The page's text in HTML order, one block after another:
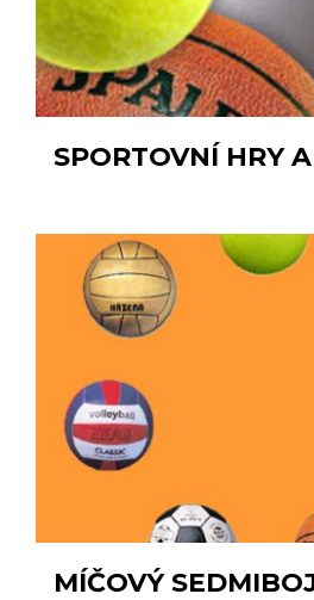
SPORTOVNÍ HRY
MÍČOVÝ